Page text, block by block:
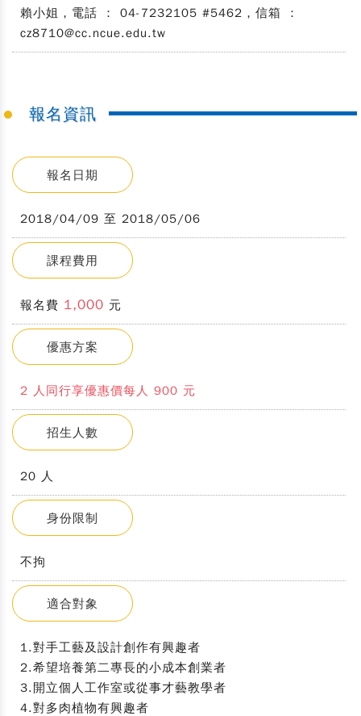
賴小姐，電話 ： 04-7232105 #5462，信箱 ：
cz8710@cc.ncue.edu.tw
報名資訊
報名日期
2018/04/09 至 2018/05/06
課程費用
報名費 1,000 元
優惠方案
2 人同行享優惠價每人 900 元
招生人數
20 人
身份限制
不拘
適合對象
1.對手工藝及設計創作有興趣者
2.希望培養第二專長的小成本創業者
3.開立個人工作室或從事才藝教學者
4.對多肉植物有興趣者